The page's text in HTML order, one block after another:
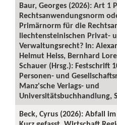
Baur, Georges (2026): Art 1
Rechtsanwendungsnorm
Primärnorm für die
liechtensteinischen Privat-
Verwaltungsrecht? In:
Helmut Heiss, Bernhard
Schauer (Hrsg.): Festschrift
Personen- und
Manz'sche Verlags- und
Universitätsbuchhandlung,
Beck, Cyrus (2026): Abfall